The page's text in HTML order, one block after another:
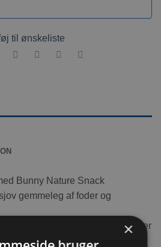
til ønskeliste
Bunny Nature Snack
gemmeleg af foder og
smager dobbelt så godt og er
også for din kanin og mere
×